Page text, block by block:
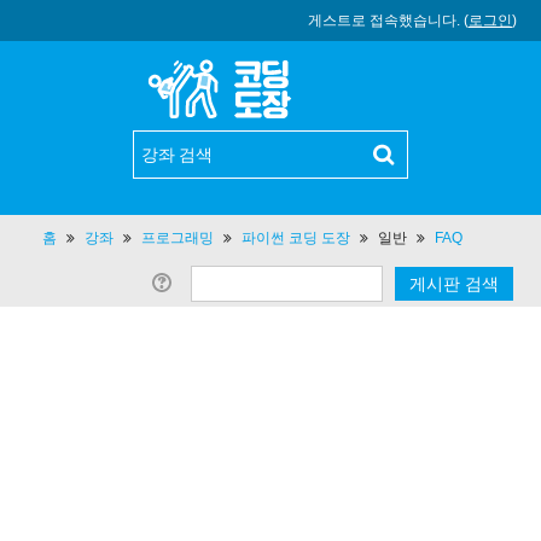
게스트로 접속했습니다. (로그인)
홈 강좌 프로그래밍 파이썬 코딩 도장 일반 FAQ